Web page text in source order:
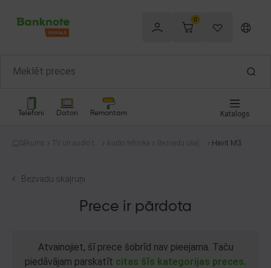
0
Telefoni Datori Remontam Katalogs
Sākums
TV un audio te
Audio tehnika
Bezvadu skaļr
Havit M3
Bezvadu skaļruņi
Prece ir pārdota
Atvainojiet, šī prece šobrīd nav pieejama. Taču
piedāvājam parskatīt citas šīs kategorijas preces.